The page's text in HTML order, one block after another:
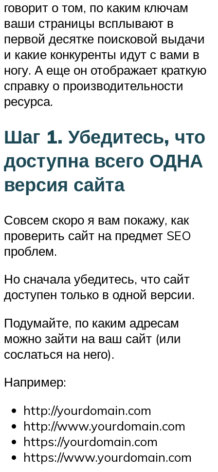
говорит о том, по каким ключам
ваши страницы всплывают в
первой десятке поисковой выдачи
и какие конкуренты идут с вами в
ногу. А еще он отображает краткую
справку о производительности
ресурса.
Шаг 1. Убедитесь, что
доступна всего ОДНА
версия сайта
Совсем скоро я вам покажу, как
проверить сайт на предмет SEO
проблем.
Но сначала убедитесь, что сайт
доступен только в одной версии.
Подумайте, по каким адресам
можно зайти на ваш сайт (или
сослаться на него).
Например:
http://yourdomain.com
http://www.yourdomain.com
https://yourdomain.com
https://www.yourdomain.com